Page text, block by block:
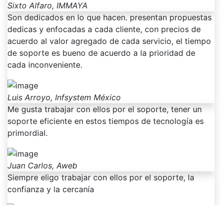
Sixto Alfaro, IMMAYA
Son dedicados en lo que hacen. presentan propuestas
dedicas y enfocadas a cada cliente, con precios de
acuerdo al valor agregado de cada servicio, el tiempo
de soporte es bueno de acuerdo a la prioridad de
cada inconveniente.
Luis Arroyo, Infsystem México
Me gusta trabajar con ellos por el soporte, tener un
soporte eficiente en estos tiempos de tecnología es
primordial.
Juan Carlos, Aweb
Siempre eligo trabajar con ellos por el soporte, la
confianza y la cercanía